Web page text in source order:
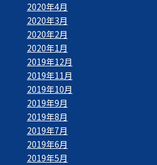
2020年4月
2020年3月
2020年2月
2020年1月
2019年12月
2019年11月
2019年10月
2019年9月
2019年8月
2019年7月
2019年6月
2019年5月